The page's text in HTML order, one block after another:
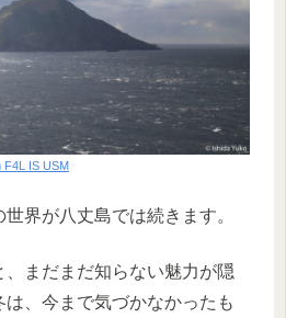
F4L IS USM
界が八丈島では続きます。
まだまだ知らない魅力が隠
、今まで気づかなかったも